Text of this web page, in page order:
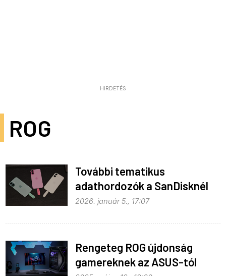
HIRDETÉS
ROG
További tematikus
adathordozók a SanDisknél
2026. január 5., 17:07
Rengeteg ROG újdonság
gamereknek az ASUS-tól